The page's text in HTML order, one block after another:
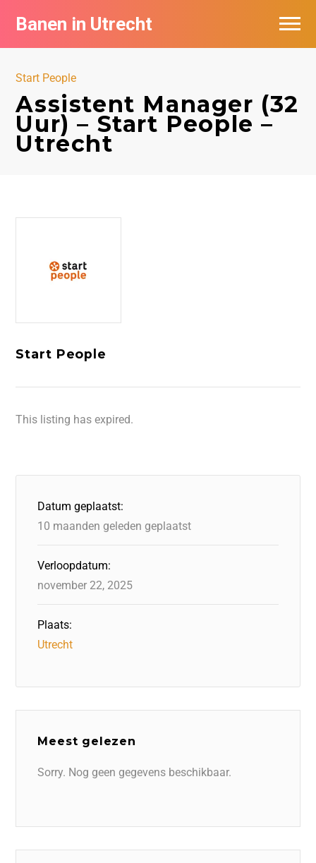
Banen in Utrecht
Start People
Assistent Manager (32
Uur) – Start People –
Utrecht
Start People
This listing has expired.
Datum geplaatst:
10 maanden geleden geplaatst
Verloopdatum:
november 22, 2025
Plaats:
Utrecht
Meest gelezen
Sorry. Nog geen gegevens beschikbaar.
Vacatures per bedrijf in Utrecht
De populairste vacatures in Utrecht